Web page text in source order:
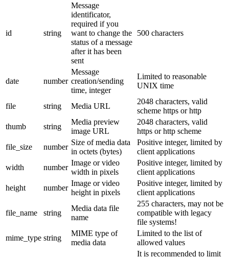
id string
Message
identificator,
required if you
want to change the
status of a message
after it has been
sent
500 characters
date number
Message
creation/sending
time, integer
Limited to reasonable
UNIX time
file string Media URL
2048 characters, valid
scheme https or http
thumb
string
Media preview
image URL
2048 characters, valid
https or http scheme
file_size
number
Size of media data
in octets (bytes)
Positive integer, limited by
client applications
width
number
Image or video
width in pixels
Positive integer, limited by
client applications
height
number
Image or video
height in pixels
Positive integer, limited by
client applications
file_name string
Media data file
name
255 characters, may not be
compatible with legacy
file systems!
mime_type string
MIME type of
media data
Limited to the list of
allowed values
It is recommended to limit